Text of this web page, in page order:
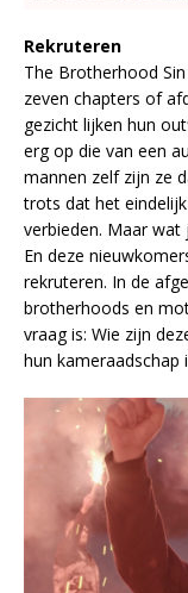
Rekruteren
The Brotherhood
zeven chapters of
gezicht lijken hun
erg op die van een
mannen zelf zijn ze
trots dat het
verbieden. Maar
En deze
rekruteren. In de
brotherhoods en
vraag is: Wie zijn
hun kameraadschap